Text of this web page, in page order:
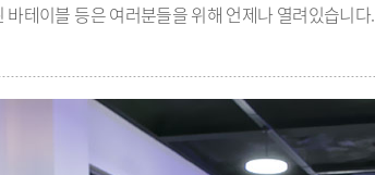
테이블 등은 여러분들을 위해 언제나 열려있습니다.